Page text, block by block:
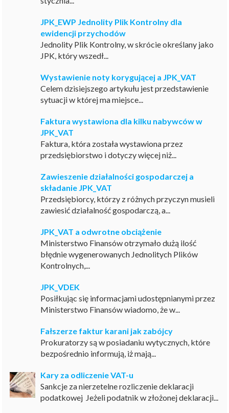
JPK_EWP Jednolity Plik Kontrolny dla
ewidencji przychodów
Jednolity Plik Kontrolny, w skrócie określany jako
JPK, który wszedł...
Wystawienie noty korygującej a JPK_VAT
Celem dzisiejszego artykułu jest przedstawienie
sytuacji w której ma miejsce...
Faktura wystawiona dla kilku nabywców w
JPK_VAT
Faktura, która została wystawiona przez
przedsiębiorstwo i dotyczy więcej niż...
Zawieszenie działalności gospodarczej a
składanie JPK_VAT
Przedsiębiorcy, którzy z różnych przyczyn musieli
zawiesić działalność gospodarczą, a...
JPK_VAT a odwrotne obciążenie
Ministerstwo Finansów otrzymało dużą ilość
błędnie wygenerowanych Jednolitych Plików
Kontrolnych,...
JPK_VDEK
Posiłkując się informacjami udostępnianymi przez
Ministerstwo Finansów wiadomo, że w...
Fałszerze faktur karani jak zabójcy
Prokuratorzy są w posiadaniu wytycznych, które
bezpośrednio informują, iż mają...
Kary za odliczenie VAT-u
Sankcje za nierzetelne rozliczenie deklaracji
podatkowej Jeżeli podatnik w złożonej deklaracji...